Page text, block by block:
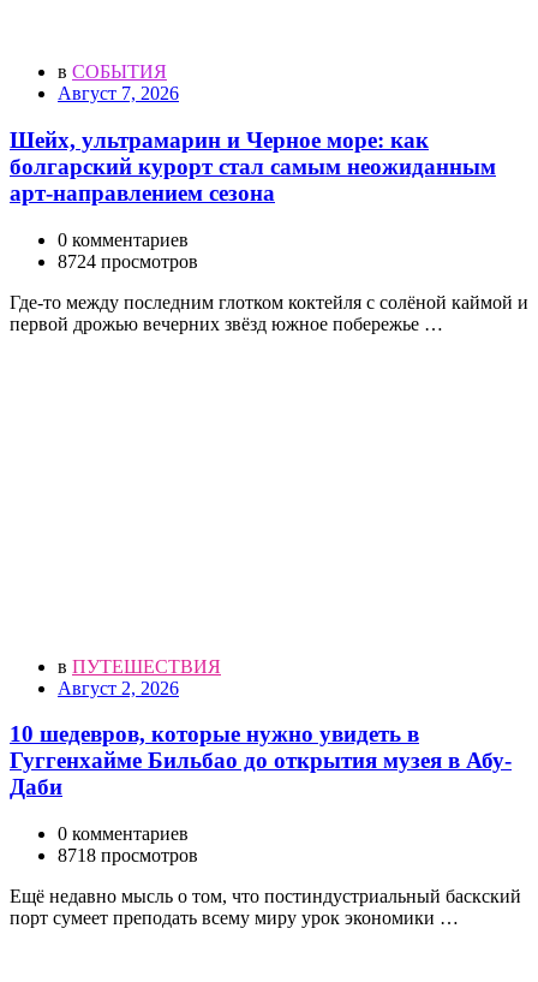
в СОБЫТИЯ
Август 7, 2026
Шейх, ультрамарин и Черное море: как
болгарский курорт стал самым неожиданным
арт-направлением сезона
0 комментариев
8724 просмотров
Где-то между последним глотком коктейля с солёной каймой и
первой дрожью вечерних звёзд южное побережье …
в ПУТЕШЕСТВИЯ
Август 2, 2026
10 шедевров, которые нужно увидеть в
Гуггенхайме Бильбао до открытия музея в Абу-
Даби
0 комментариев
8718 просмотров
Ещё недавно мысль о том, что постиндустриальный баскский
порт сумеет преподать всему миру урок экономики …